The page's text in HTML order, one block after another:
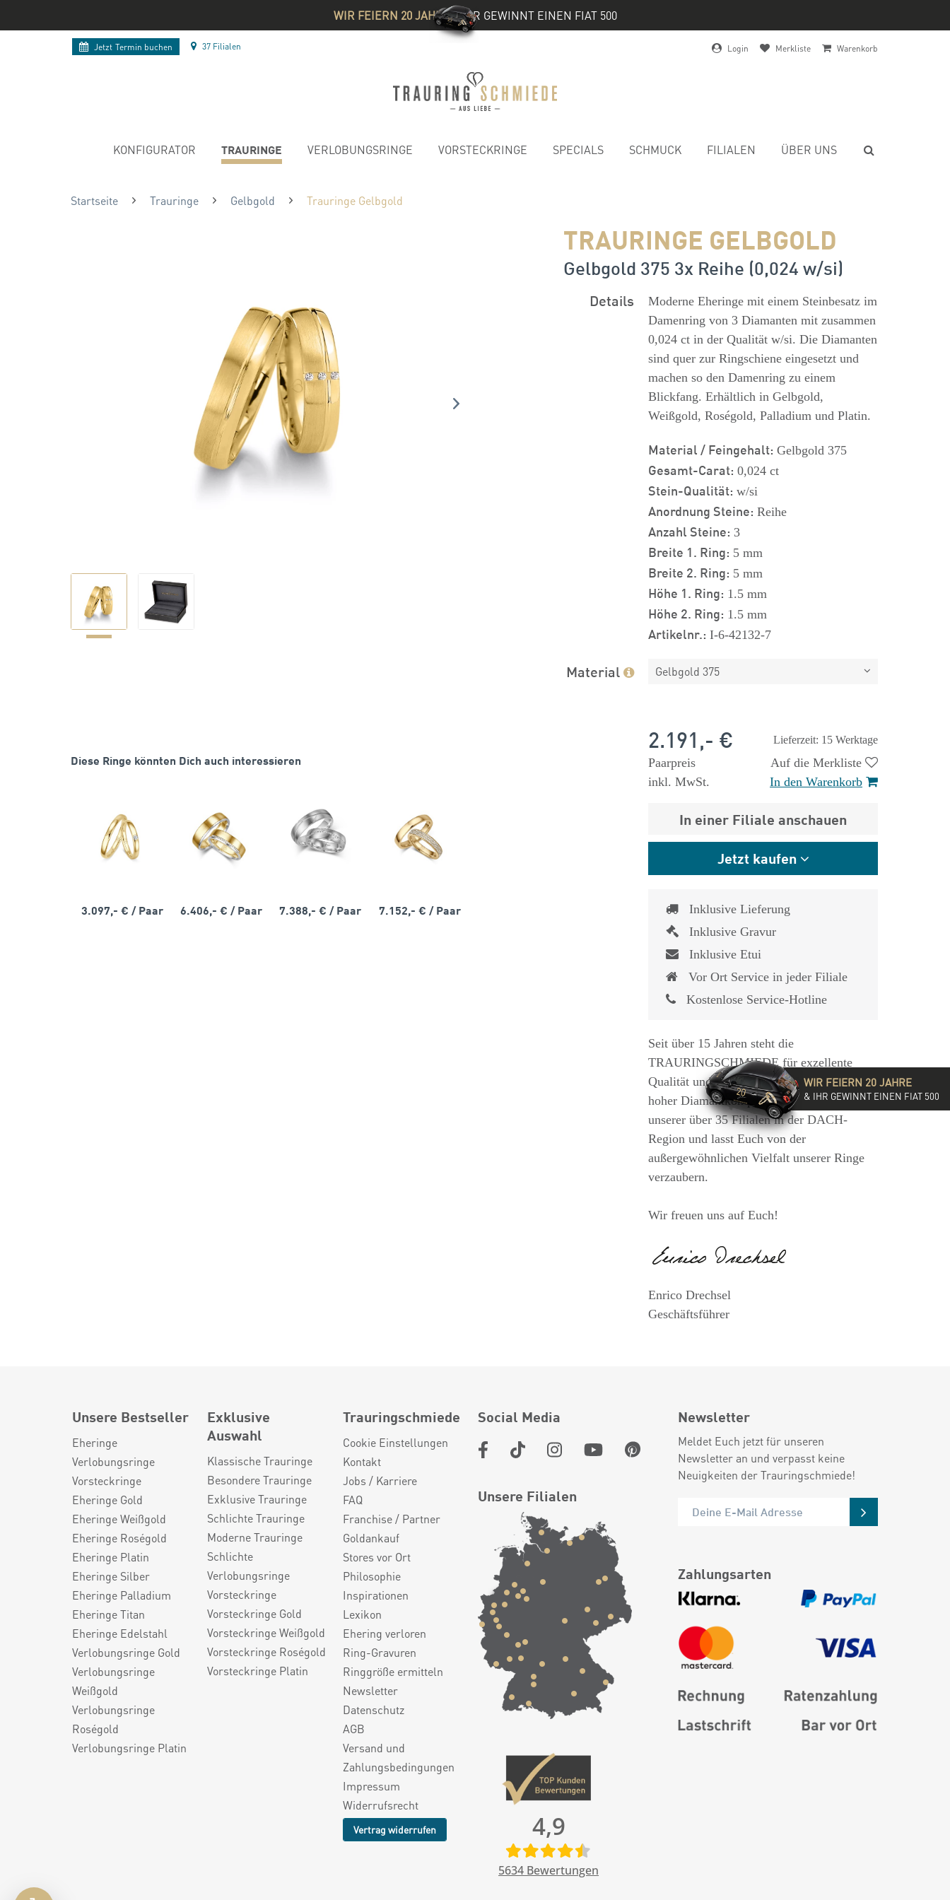
WIR FEIERN 20 JAHRE& IHR GEWINNT EINEN FIAT 500
Jetzt Termin buchen 37 Filialen Login Merkliste Warenkorb
KONFIGURATOR TRAURINGE VERLOBUNGSRINGE VORSTECKRINGE SPECIALS SCHMUCK FILIALEN ÜBER UNS
Startseite Trauringe Gelbgold Trauringe Gelbgold
TRAURINGE GELBGOLD
Gelbgold 375 3x Reihe (0,024 w/si)
Diese Ringe könnten Dich auch interessieren
3.097,- € / Paar 6.406,- €/ Paar 7.388,- €/ Paar 7.152,- € / Paar
Details
Moderne Eheringe mit einem Steinbesatz im
Damenring von 3 Diamanten mit zusammen
0,024 ct in der Qualität w/si. Die Diamanten
sind quer zur Ringschiene eingesetzt und
machen so den Damenring zu einem
Blickfang. Erhältlich in Gelbgold,
Weißgold, Roségold, Palladium und Platin.
Material / Feingehalt: Gelbgold 375
Gesamt-Carat: 0,024 ct
Stein-Qualität: w/si
Anordnung Steine: Reihe
Anzahl Steine: 3
Breite 1. Ring: 5 mm
Breite 2. Ring: 5 mm
Höhe 1. Ring: 1.5 mm
Höhe 2. Ring: 1.5 mm
Artikelnr.: I-6-42132-7
Material Gelbgold 375
Lieferzeit: 15 Werktage
2.191,- €
Paarpreis
inkl. MwSt.
Auf die Merkliste
In den Warenkorb
In einer Filiale anschauen
Jetzt kaufen
Inklusive Lieferung
Inklusive Gravur
Inklusive Etui
Vor Ort Service in jeder Filiale
Kostenlose Service-Hotline
Seit über 15 Jahren steht die
TRAURINGSCHMIEDE für exzellente
Qualität und hochwertige Beratung mit
hoher Diamantkompetenz. Besucht eine
unserer über 35 Filialen in der DACH-
Region und lasst Euch von der
außergewöhnlichen Vielfalt unserer Ringe
verzaubern.
Wir freuen uns auf Euch!
Enrico Drechsel
Geschäftsführer
Unsere Bestseller
Eheringe
Verlobungsringe
Vorsteckringe
Eheringe Gold
Eheringe Weißgold
Eheringe Roségold
Eheringe Platin
Eheringe Silber
Eheringe Palladium
Eheringe Titan
Eheringe Edelstahl
Verlobungsringe Gold
Verlobungsringe
Weißgold
Verlobungsringe
Roségold
Verlobungsringe Platin
Exklusive
Auswahl
Klassische Trauringe
Besondere Trauringe
Exklusive Trauringe
Schlichte Trauringe
Moderne Trauringe
Schlichte
Verlobungsringe
Vorsteckringe
Vorsteckringe Gold
Vorsteckringe Weißgold
Vorsteckringe Roségold
Vorsteckringe Platin
Trauringschmiede
Cookie Einstellungen
Kontakt
Jobs / Karriere
FAQ
Franchise / Partner
Goldankauf
Stores vor Ort
Philosophie
Inspirationen
Lexikon
Ehering verloren
Ring-Gravuren
Ringgröße ermitteln
Newsletter
Datenschutz
AGB
Versand und
Zahlungsbedingungen
Impressum
Widerrufsrecht
Vertrag widerrufen
Social Media
Unsere Filialen
4,9
5634 Bewertungen
Newsletter
Meldet Euch jetzt für unseren
Newsletter an und verpasst keine
Neuigkeiten der Trauringschmiede!
Zahlungsarten
WIR FEIERN 20 JAHRE
& IHR GEWINNT EINEN FIAT 500